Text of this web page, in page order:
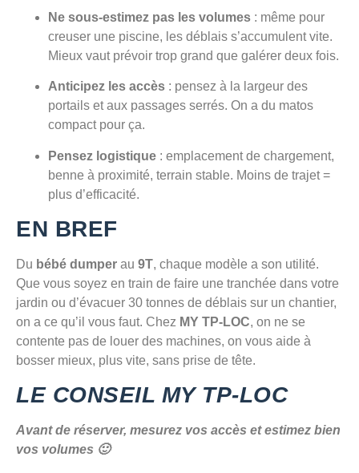
Ne sous-estimez pas les volumes : même pour
creuser une piscine, les déblais s’accumulent vite.
Mieux vaut prévoir trop grand que galérer deux fois.
Anticipez les accès : pensez à la largeur des
portails et aux passages serrés. On a du matos
compact pour ça.
Pensez logistique : emplacement de chargement,
benne à proximité, terrain stable. Moins de trajet =
plus d’efficacité.
EN BREF
Du bébé dumper au 9T, chaque modèle a son utilité.
Que vous soyez en train de faire une tranchée dans votre
jardin ou d’évacuer 30 tonnes de déblais sur un chantier,
on a ce qu’il vous faut. Chez MY TP-LOC, on ne se
contente pas de louer des machines, on vous aide à
bosser mieux, plus vite, sans prise de tête.
LE CONSEIL MY TP-LOC
Avant de réserver, mesurez vos accès et estimez bien
vos volumes 🙂